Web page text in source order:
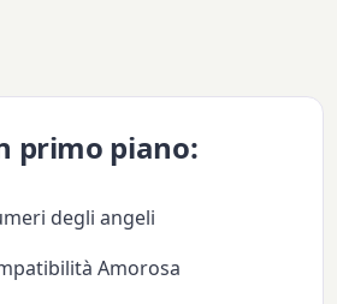
primo piano:
degli angeli
Amorosa